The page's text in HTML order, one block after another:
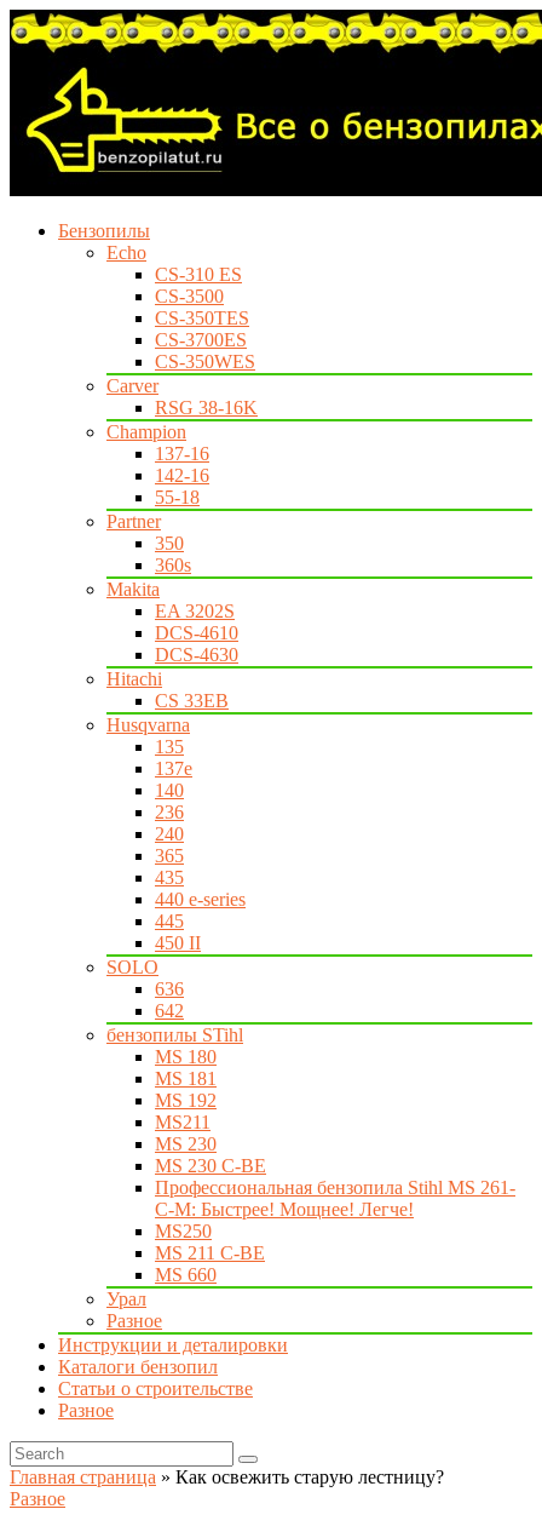
Бензопилы
Echo
CS-310 ES
CS-3500
CS-350TES
CS-3700ES
CS-350WES
Carver
RSG 38-16K
Champion
137-16
142-16
55-18
Partner
350
360s
Makita
EA 3202S
DCS-4610
DCS-4630
Hitachi
CS 33EB
Husqvarna
135
137e
140
236
240
365
435
440 e-series
445
450 II
SOLO
636
642
бензопилы STihl
MS 180
MS 181
MS 192
MS211
MS 230
MS 230 C-BE
Профессиональная бензопила Stihl MS 261-
C-M: Быстрее! Мощнее! Легче!
MS250
MS 211 C-BE
MS 660
Урал
Разное
Инструкции и деталировки
Каталоги бензопил
Статьи о строительстве
Разное
Главная страница » Как освежить старую лестницу?
Разное